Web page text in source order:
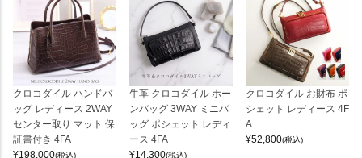
クロコダイル ハンドバ
ッグ レディース 2WAY
センター取り マット 保
証書付き 4FA
¥198,000(税込)
牛革 クロコダイル ホー
ンバッグ 3WAY ミニバ
ッグ ポシェット レディ
ース 4FA
¥14,300(税込)
クロコダイル お財布 ポ
シェット レディース 4F
A
¥52,800(税込)